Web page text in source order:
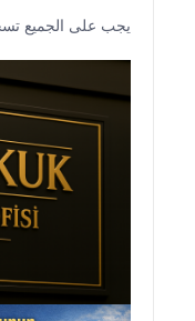
يجب على الجميع